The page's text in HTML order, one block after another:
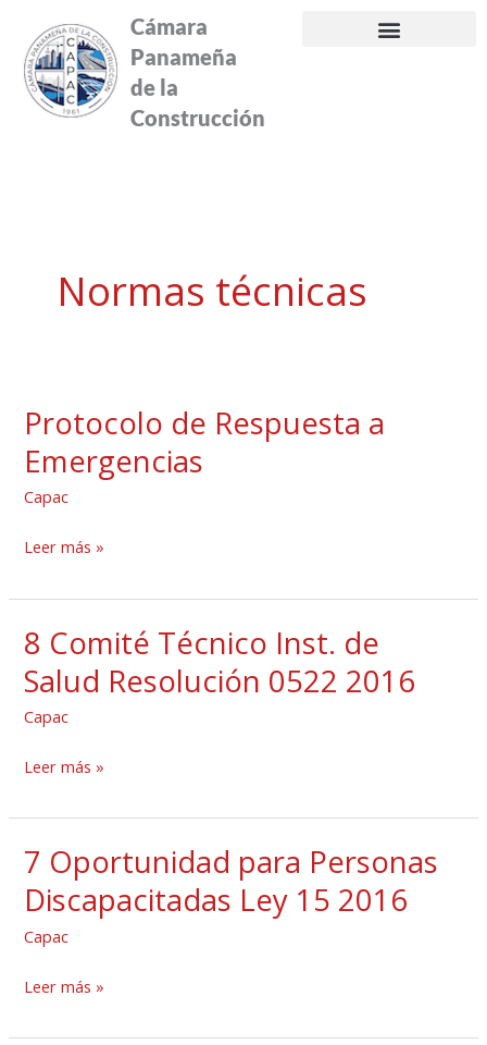
contenido
Cámara
Panameña
de la
Construcción
Normas técnicas
Protocolo de Respuesta a
Emergencias
Capac
Protocolo
de
Respuesta
a
Leer más »
8 Comité Técnico Inst. de
Salud Resolución 0522 2016
Capac
8
Comité
Técnico
Inst.
Resolución
2016
Leer más »
7 Oportunidad para Personas
Discapacitadas Ley 15 2016
Capac
7
Oportunidad
para
Personas
15
Leer más »